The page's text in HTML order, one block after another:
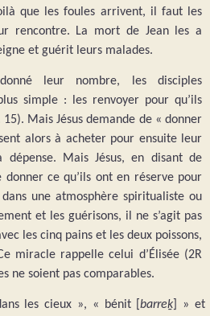
que les foules arrivent, il faut les
rencontre. La mort de Jean les a
et guérit leurs malades.
leur nombre, les disciples
simple : les renvoyer pour qu’ils
Mais Jésus demande de « donner
alors à acheter pour ensuite leur
Mais Jésus, en disant de
ce qu’ils ont en réserve pour
une atmosphère spiritualiste ou
et les guérisons, il ne s’agit pas
les cinq pains et les deux poissons,
miracle rappelle celui d’Élisée (2R
ne soient pas comparables.
les cieux », « bénit [barreḵ ] » et